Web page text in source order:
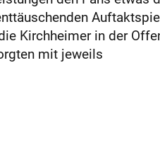
Kirchheimer in der
mit jeweils